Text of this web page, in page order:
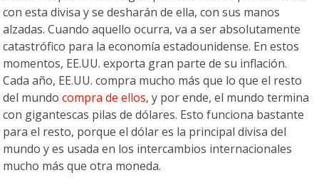
con esta divisa y se desharán de ella, con sus manos
alzadas. Cuando aquello ocurra, va a ser absolutamente
catastrófico para la economía estadounidense. En estos
momentos, EE.UU. exporta gran parte de su inflación.
Cada año, EE.UU. compra mucho más que lo que el resto
del mundocompra de ellos, y por ende, el mundo termina
con gigantescas pilas de dólares. Esto funciona bastante
para el resto, porque el dólar es la principal divisa del
mundo y es usada en los intercambios internacionales
mucho más que otra moneda.